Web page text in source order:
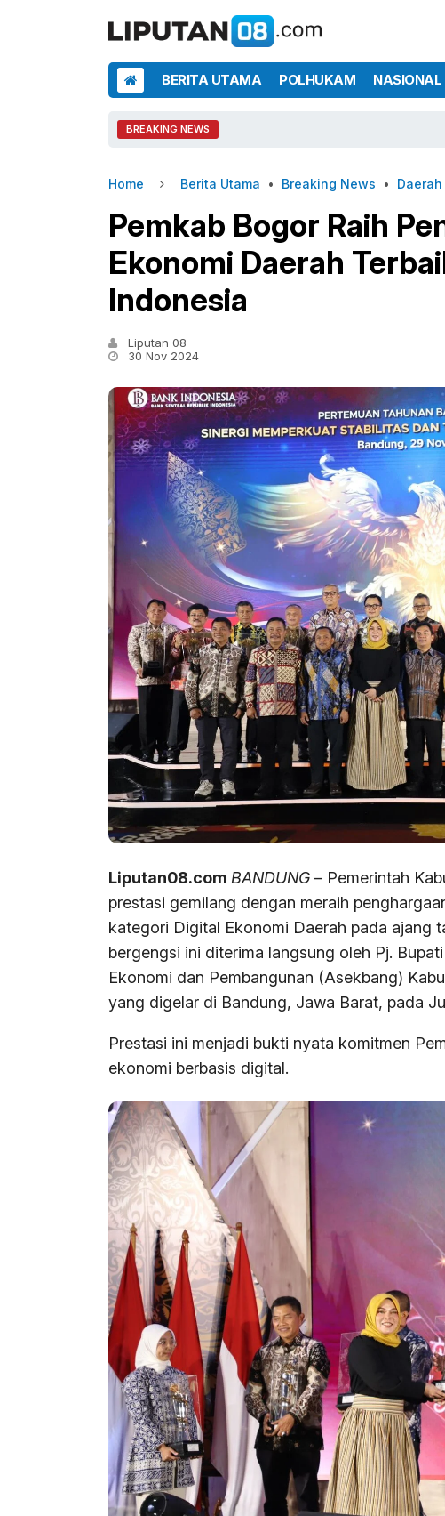
BERITA UTAMA POLHUKAM NASIONAL
BREAKING NEWS
Home Berita Utama • Breaking News • Daerah
Pemkab Bogor Raih
Ekonomi Daerah
Indonesia
Liputan 08
30 Nov 2024
Liputan08.com BANDUNG – Pemerintah
prestasi gemilang dengan meraih
kategori Digital Ekonomi Daerah pada ajang
bergengsi ini diterima langsung oleh Pj.
Ekonomi dan Pembangunan (Asekbang)
yang digelar di Bandung, Jawa Barat, pada
Prestasi ini menjadi bukti nyata komitmen
ekonomi berbasis digital.